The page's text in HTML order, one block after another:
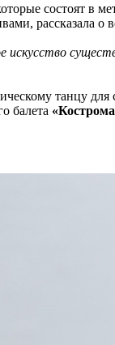
состоят в
рассказала
искусство
танцу
балета